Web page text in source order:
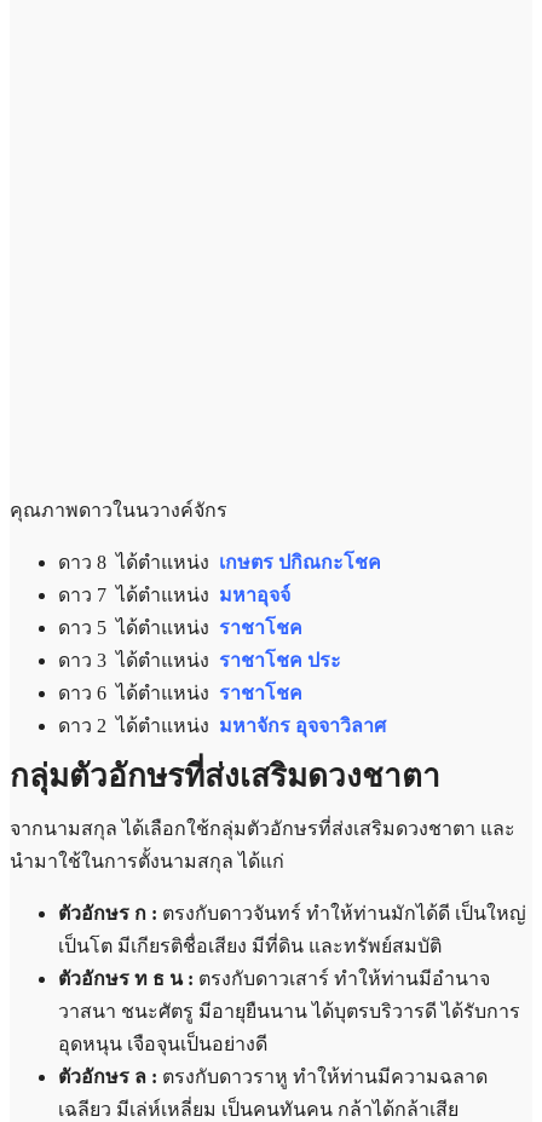
คุณภาพดาวในนวางค์จักร
ดาว 8 ได้ตำแหน่ง เกษตร ปกิณกะโชค
ดาว 7 ได้ตำแหน่ง มหาอุจจ์
ดาว 5 ได้ตำแหน่ง ราชาโชค
ดาว 3 ได้ตำแหน่ง ราชาโชค ประ
ดาว 6 ได้ตำแหน่ง ราชาโชค
ดาว 2 ได้ตำแหน่ง มหาจักร อุจจาวิลาศ
กลุ่มตัวอักษรที่ส่งเสริมดวงชาตา
จากนามสกุล ได้เลือกใช้กลุ่มตัวอักษรที่ส่งเสริมดวงชาตา และ
นำมาใช้ในการตั้งนามสกุล ได้แก่
ตัวอักษร ก : ตรงกับดาวจันทร์ ทำให้ท่านมักได้ดี เป็นใหญ่
เป็นโต มีเกียรติชื่อเสียง มีที่ดิน และทรัพย์สมบัติ
ตัวอักษร ท ธ น : ตรงกับดาวเสาร์ ทำให้ท่านมีอำนาจ
วาสนา ชนะศัตรู มีอายุยืนนาน ได้บุตรบริวารดี ได้รับการ
อุดหนุน เจือจุนเป็นอย่างดี
ตัวอักษร ล : ตรงกับดาวราหู ทำให้ท่านมีความฉลาด
เฉลียว มีเล่ห์เหลี่ยม เป็นคนทันคน กล้าได้กล้าเสีย